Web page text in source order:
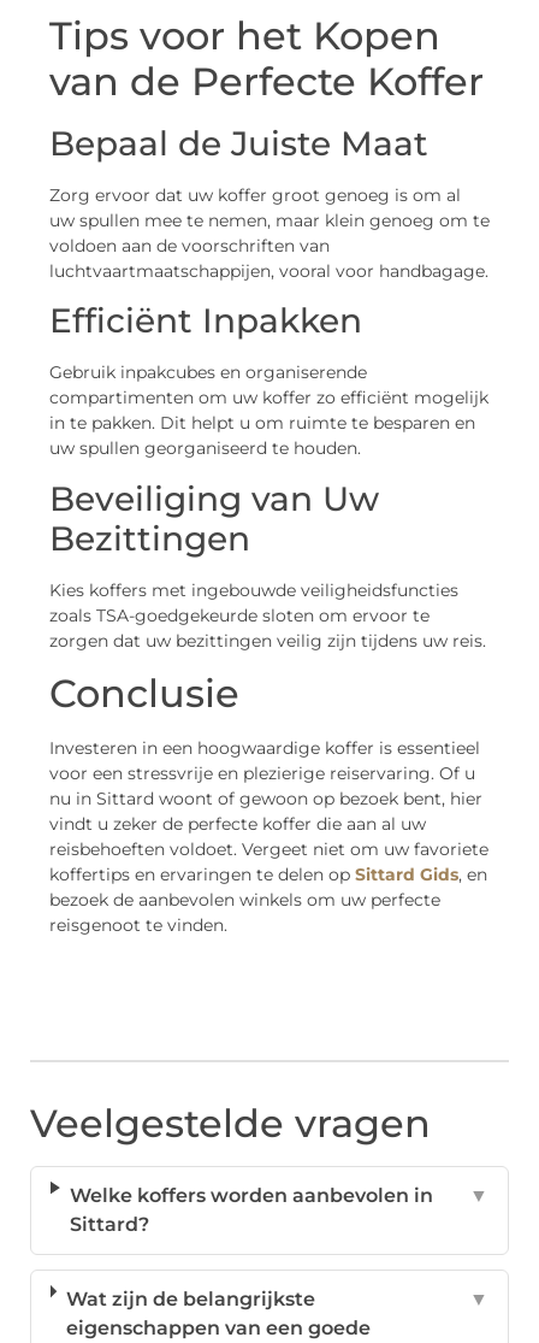
Tips voor het Kopen
van de Perfecte Koffer
Bepaal de Juiste Maat
Zorg ervoor dat uw koffer groot genoeg is om al
uw spullen mee te nemen, maar klein genoeg om te
voldoen aan de voorschriften van
luchtvaartmaatschappijen, vooral voor handbagage.
Efficiënt Inpakken
Gebruik inpakcubes en organiserende
compartimenten om uw koffer zo efficiënt mogelijk
in te pakken. Dit helpt u om ruimte te besparen en
uw spullen georganiseerd te houden.
Beveiliging van Uw
Bezittingen
Kies koffers met ingebouwde veiligheidsfuncties
zoals TSA-goedgekeurde sloten om ervoor te
zorgen dat uw bezittingen veilig zijn tijdens uw reis.
Conclusie
Investeren in een hoogwaardige koffer is essentieel
voor een stressvrije en plezierige reiservaring. Of u
nu in Sittard woont of gewoon op bezoek bent, hier
vindt u zeker de perfecte koffer die aan al uw
reisbehoeften voldoet. Vergeet niet om uw favoriete
koffertips en ervaringen te delen op Sittard Gids, en
bezoek de aanbevolen winkels om uw perfecte
reisgenoot te vinden.
Veelgestelde vragen
Welke koffers worden aanbevolen in
Sittard?
▼
Wat zijn de belangrijkste
eigenschappen van een goede
▼